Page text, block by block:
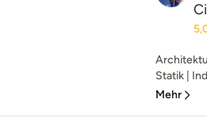
Statik |
Mehr